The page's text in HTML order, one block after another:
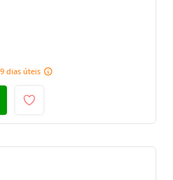
dias úteis